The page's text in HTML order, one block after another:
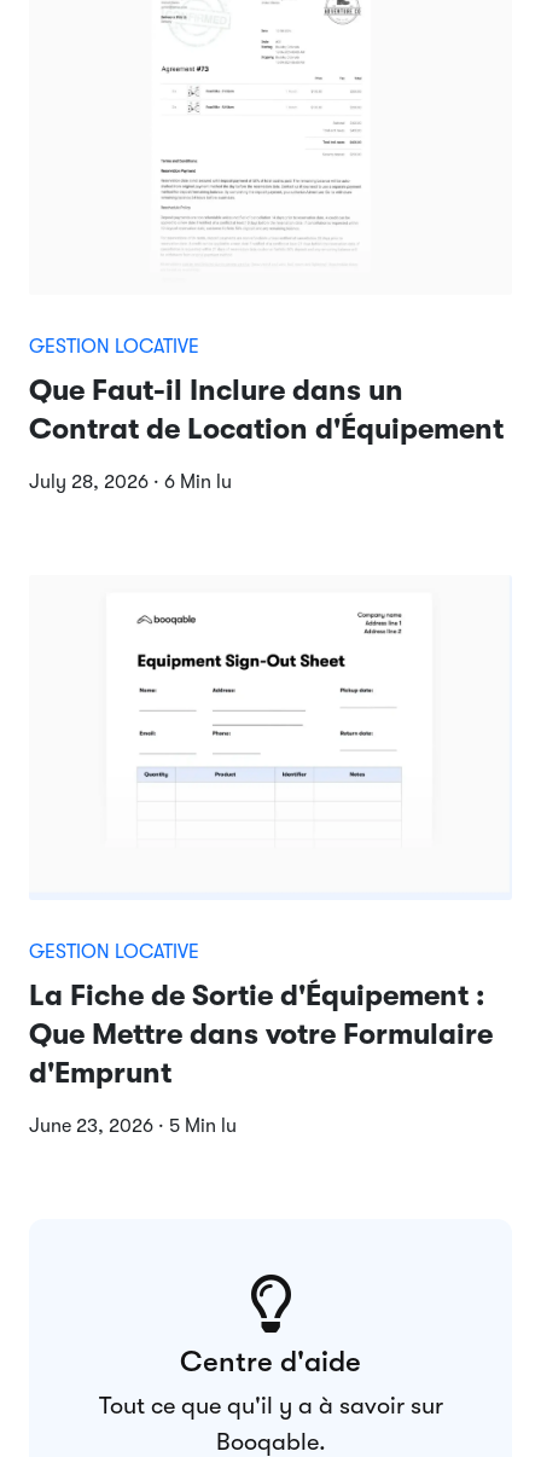
GESTION LOCATIVE
Que Faut-il Inclure dans un
Contrat de Location d'Équipement
July 28, 2026 · 6 Min lu
GESTION LOCATIVE
La Fiche de Sortie d'Équipement :
Que Mettre dans votre Formulaire
d'Emprunt
June 23, 2026 · 5 Min lu
Centre d'aide
Tout ce que qu'il y a à savoir sur
Booqable.